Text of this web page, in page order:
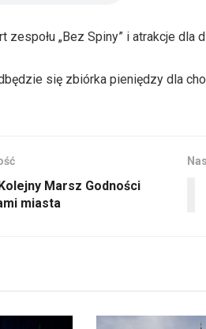
zespołu „Bez Spiny” i atrakcje dla
się zbiórka pieniędzy dla
Marsz Godności
miasta